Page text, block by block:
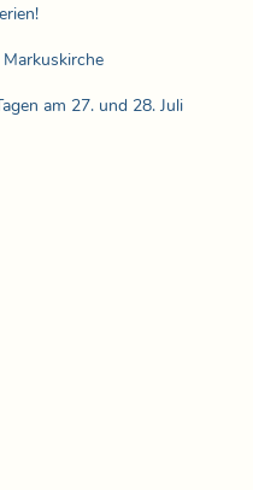
am 27. und 28. Juli